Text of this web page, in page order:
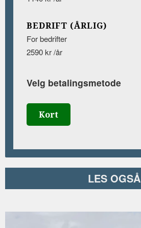
BEDRIFT (ÅRLIG)
For bedrifter
2590 kr /år
Velg betalingsmetode
Kort
LES OGSÅ